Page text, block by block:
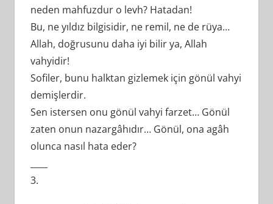
neden mahfuzdur o levh? Hatadan!
Bu, ne yıldız bilgisidir, ne remil, ne de rüya…
Allah, doğrusunu daha iyi bilir ya, Allah
vahyidir!
Sofiler, bunu halktan gizlemek için gönül vahyi
demişlerdir.
Sen istersen onu gönül vahyi farzet… Gönül
zaten onun nazargâhıdır… Gönül, ona agâh
olunca nasıl hata eder?
3.